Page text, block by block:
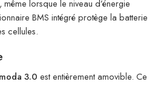
lorsque le niveau d’énergie
BMS intégré protège la batterie
cellules.
3.0 est entièrement amovible. Ce